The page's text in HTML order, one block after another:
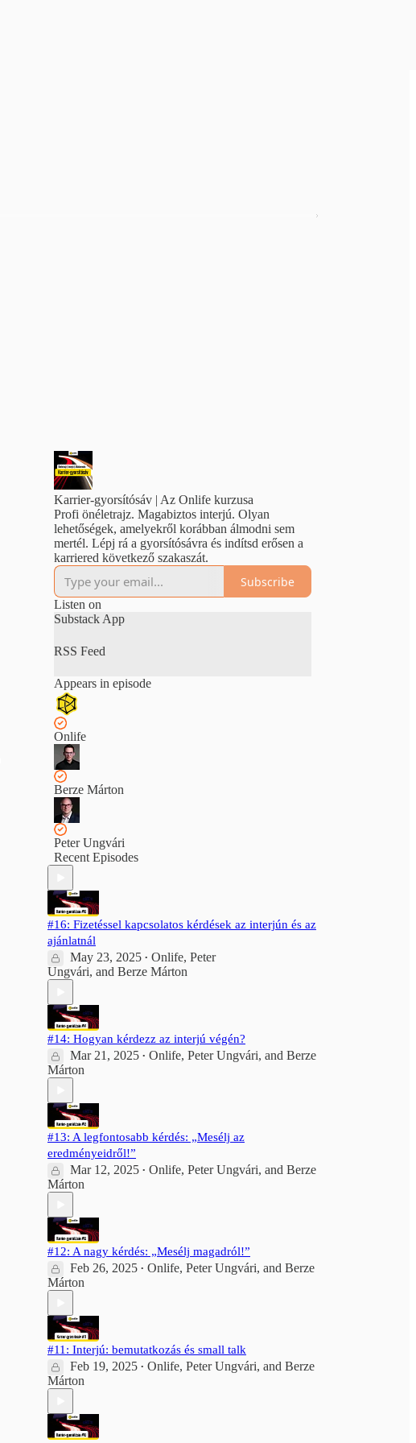
Karrier-gyorsítósáv | Az Onlife kurzusa
Profi önéletrajz. Magabiztos interjú. Olyan
lehetőségek, amelyekről korábban álmodni sem
mertél. Lépj rá a gyorsítósávra és indítsd erősen a
karriered következő szakaszát.
Subscribe
Listen on
Substack App
RSS Feed
Appears in episode
Onlife
Berze Márton
Peter Ungvári
Recent Episodes
#16: Fizetéssel kapcsolatos kérdések az interjún és az
ajánlatnál
May 23, 2025 • Onlife, Peter
Ungvári, and Berze Márton
#14: Hogyan kérdezz az interjú végén?
Mar 21, 2025 • Onlife, Peter Ungvári, and Berze
Márton
#13: A legfontosabb kérdés: „Mesélj az
eredményeidről!”
Mar 12, 2025 • Onlife, Peter Ungvári, and Berze
Márton
#12: A nagy kérdés: „Mesélj magadról!”
Feb 26, 2025 • Onlife, Peter Ungvári, and Berze
Márton
#11: Interjú: bemutatkozás és small talk
Feb 19, 2025 • Onlife, Peter Ungvári, and Berze
Márton